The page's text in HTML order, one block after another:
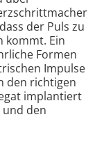
der Puls zu
kommt. Ein
Formen
Impulse
den richtigen
implantiert
den